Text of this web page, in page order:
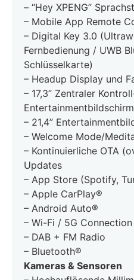
– “Hey XPENG”
– Mobile App Remote
– Digital Key 3.0
Fernbedienung / UWB
Schlüsselkarte)
– Headup Display und
– 17,3” Zentraler
Entertainmentbildschirm
– 21,4”
– Welcome Mode/
– Kontinuierliche OTA
Updates
– App Store (Spotify,
– Apple CarPlay®
– Android Auto®
– Wi-Fi / 5G Connection
– DAB + FM Radio
– Bluetooth®
Kameras & Sensoren